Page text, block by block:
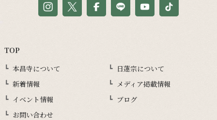
TOP
本昌寺について
日蓮宗について
新着情報
メディア掲載情報
イベント情報
ブログ
お問い合わせ